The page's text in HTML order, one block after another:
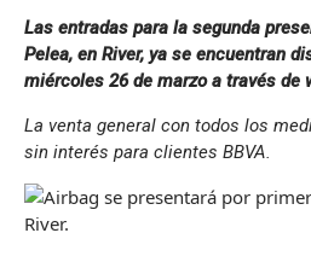
Las entradas para la segunda
Pelea, en River, ya se encuentran
miércoles 26 de marzo a través de
La venta general con todos los
sin interés para clientes BBVA.